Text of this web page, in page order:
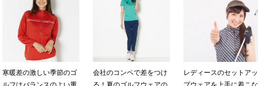
寒暖差の激しい季節のゴ
会社のコンペで差をつけ
レディースのセットアッ